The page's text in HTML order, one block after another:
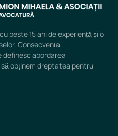
peste 15 ani de experiență și o
Consecvența,
abordarea
obținem dreptatea pentru